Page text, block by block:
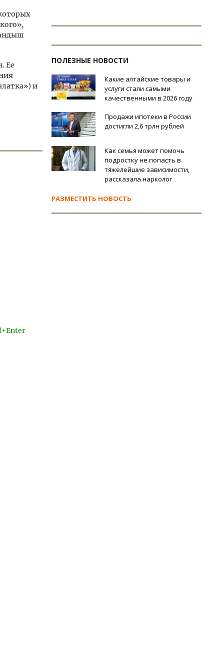
Ее
и
ПОЛЕЗНЫЕ НОВОСТИ
Какие алтайские товары и
услуги стали самыми
качественными в 2026 году
Продажи ипотеки в России
достигли 2,6 трлн рублей
Как семья может помочь
подростку не попасть в
тяжелейшие зависимости,
рассказала нарколог
РАЗМЕСТИТЬ НОВОСТЬ